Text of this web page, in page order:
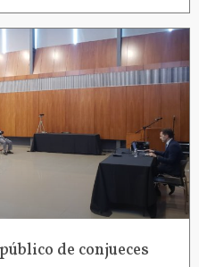
de conjueces